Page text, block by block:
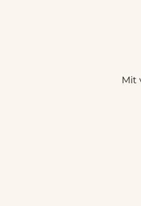
Mit